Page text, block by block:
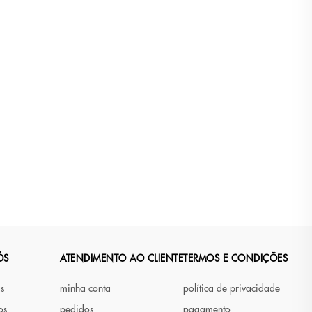
ATENDIMENTO AO CLIENTE
minha conta
pedidos
TERMOS E CONDIÇÕES
política de privacidade
pagamento